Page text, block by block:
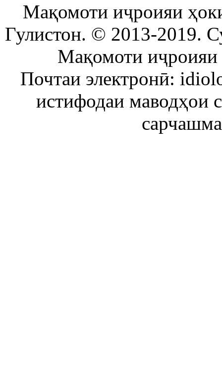
Мақомоти иҷроияи
Гулистон. © 2013-2019.
Мақомоти иҷроияи
Почтаи электронӣ:
истифодаи маводҳои